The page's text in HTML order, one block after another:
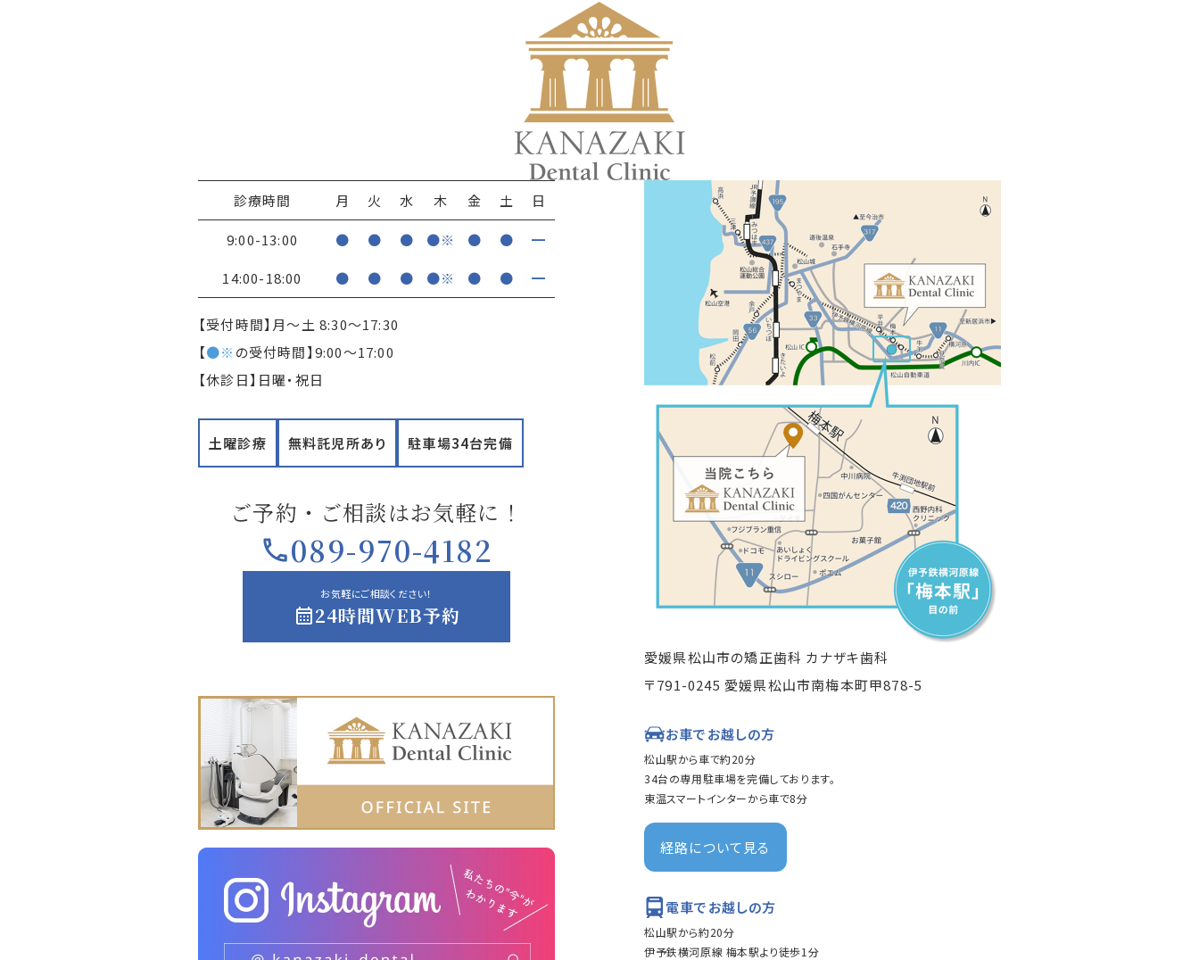
診療時間 月 火 水 木 金 土 日
9:00-13:00 ● ● ● ●※ ● ● ━
14:00-18:00 ● ● ● ●※ ● ● ━
【受付時間】月〜土 8:30〜17:30
【●※ の受付時間】9:00〜17:00
【休診日】日曜・祝日
土曜診療 無料託児所あり 駐車場34台完備
ご予約・ご相談はお気軽に！
089-970-4182
お気軽にご相談ください！
24時間WEB予約
愛媛県松山市の矯正歯科 カナザキ歯科
〒791-0245 愛媛県松山市南梅本町甲878-5
お車でお越しの方
松山駅から車で約20分
34台の専用駐車場を完備しております。
東温スマートインターから車で8分
経路について見る
電車でお越しの方
松山駅から約20分
伊予鉄横河原線 梅本駅より徒歩1分